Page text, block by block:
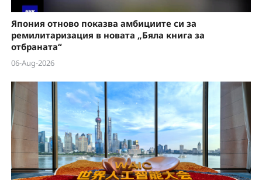
Япония отново показва амбициите си за
ремилитаризация в новата „Бяла книга за
отбраната“
06-Aug-2026